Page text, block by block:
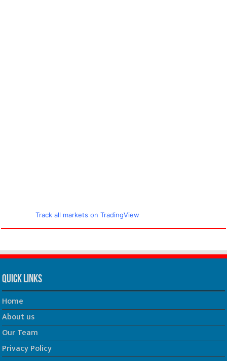
Track all markets on TradingView
Quick Links
Home
About us
Our Team
Privacy Policy